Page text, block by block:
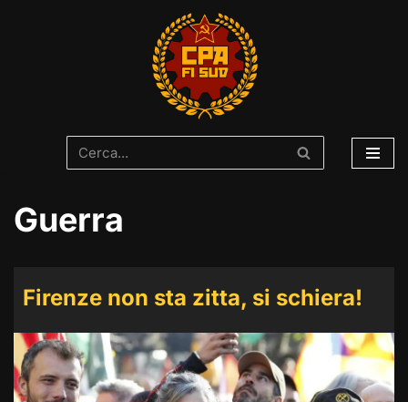
Guerra
Firenze non sta zitta, si schiera!